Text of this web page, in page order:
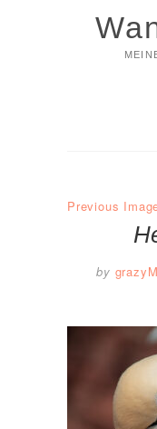
Previous
by